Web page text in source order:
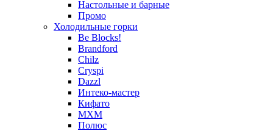
Настольные и барные
Промо
Холодильные горки
Be Blocks!
Brandford
Chilz
Cryspi
Dazzl
Интеко-мастер
Кифато
МХМ
Полюс